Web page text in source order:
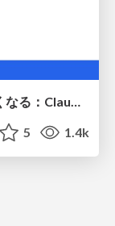
修正PRを食べてレビュースキルが賢くなる：Claude Codeによる自己改善サイクル
5 1.4k